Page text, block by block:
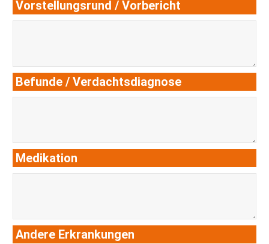
Vorstellungsrund / Vorbericht
Befunde / Verdachtsdiagnose
Medikation
Andere Erkrankungen